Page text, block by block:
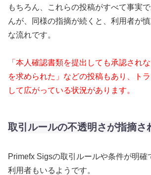
もちろん、これらの投稿がすべて事実
んが、同様の指摘が続くと、利用者が
な流れです。
「本人確認書類を提出しても承認され
を求められた」などの投稿もあり、ト
して広がっている状況があります。
取引ルールの不透明さが指摘さ
Primefx Sigsの取引ルールや条件が明確
利用者もいるようです。